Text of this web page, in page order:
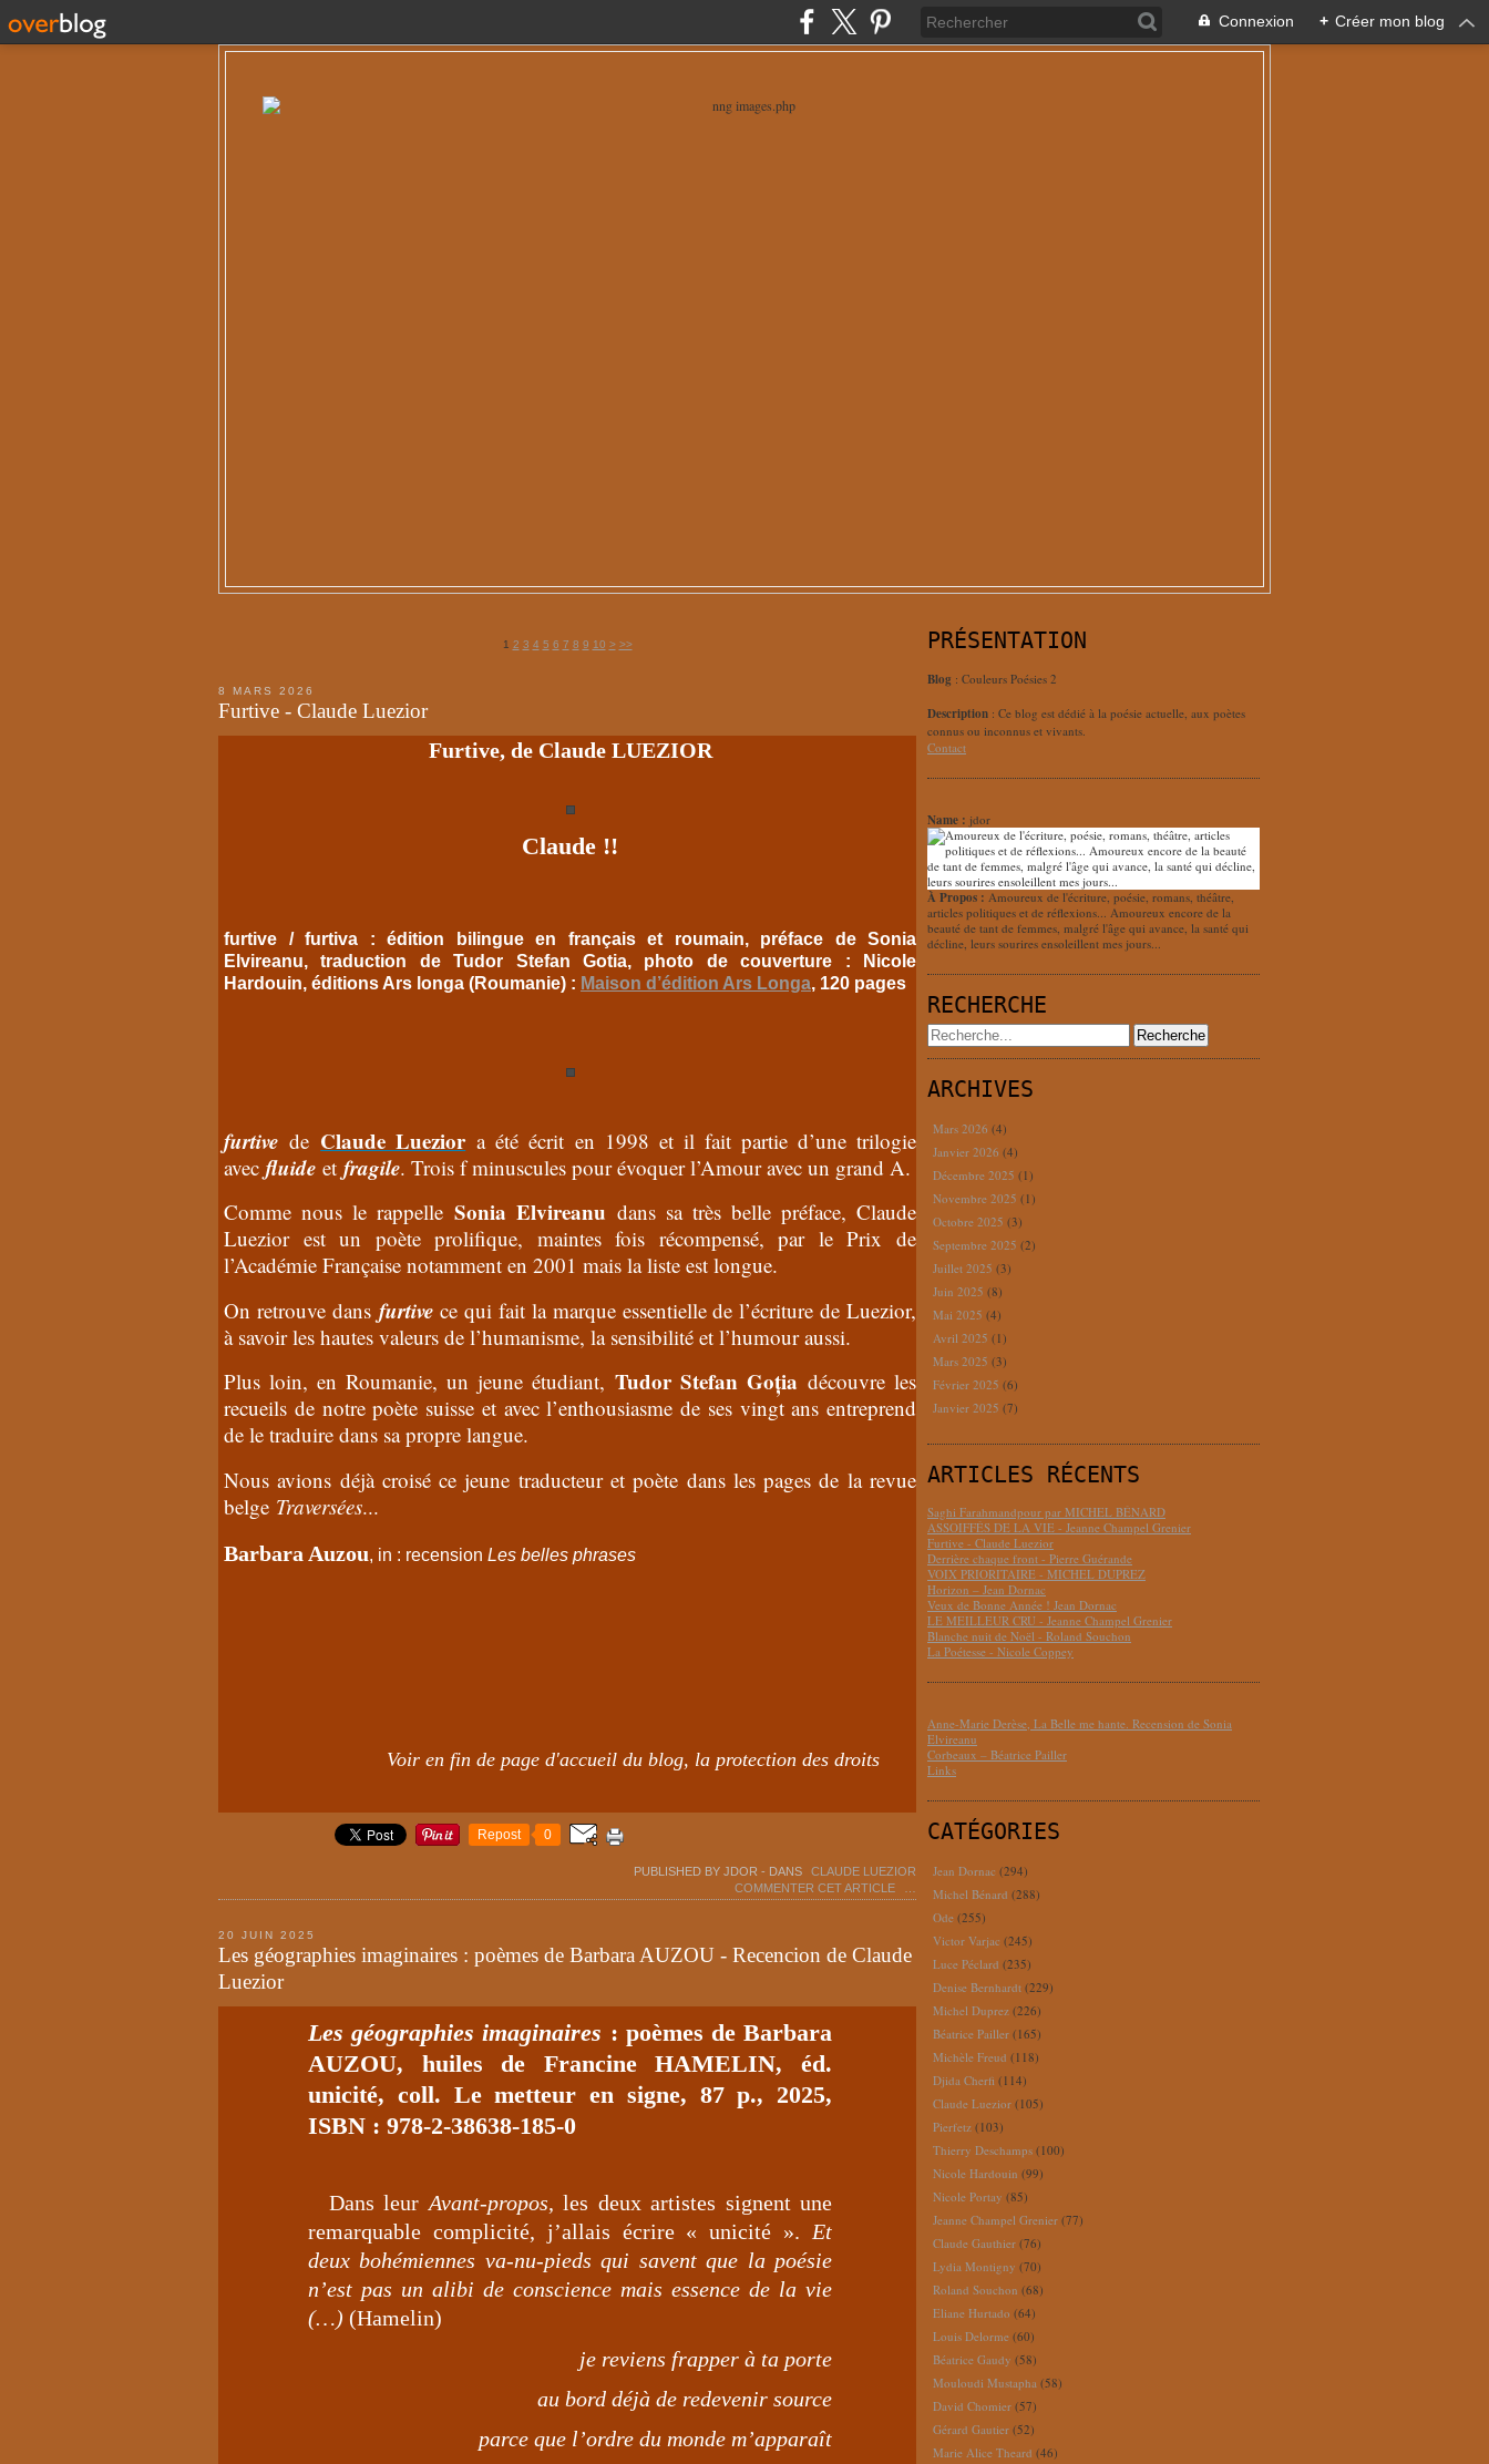
Connexion + Créer mon blog
1 2 3 4 5 6 7 8 9 10 > >>
8 MARS 2026
Furtive - Claude Luezior
Furtive, de Claude LUEZIOR
Claude !!
furtive / furtiva : édition bilingue en français et roumain, préface de Sonia
Elvireanu, traduction de Tudor Stefan Gotia, photo de couverture : Nicole
Hardouin, éditions Ars longa (Roumanie) : Maison d’édition Ars Longa, 120 pages
furtive de Claude Lueziora été écrit en 1998 et il fait partie d’une trilogie
avec fluide et fragile. Trois f minuscules pour évoquer l’Amour avec un grand A.
Comme nous le rappelle Sonia Elvireanu dans sa très belle préface, Claude
Luezior est un poète prolifique, maintes fois récompensé, par le Prix de
l’Académie Française notamment en 2001 mais la liste est longue.
On retrouve dans furtivece qui fait la marque essentielle de l’écriture de Luezior,
à savoir les hautes valeurs de l’humanisme, la sensibilité et l’humour aussi.
Plus loin, en Roumanie, un jeune étudiant, Tudor Stefan Goția découvre les
recueils de notre poète suisse et avec l’enthousiasme de ses vingt ans entreprend
de le traduire dans sa propre langue.
Nous avions déjà croisé ce jeune traducteur et poète dans les pages de la revue
belge Traversées...
Barbara Auzou, in : recension Les belles phrases
Voir en fin de page d'accueil du blog, la protection des droits
Repost 0
PUBLISHED BY JDOR - DANS
CLAUDE LUEZIOR
COMMENTER CET ARTICLE
20 JUIN 2025
Les géographies imaginaires : poèmes de Barbara AUZOU - Recencion de Claude
Luezior
Les géographies imaginaires : poèmes de Barbara
AUZOU, huiles de Francine HAMELIN, éd.
unicité, coll. Le metteur en signe, 87 p., 2025,
ISBN : 978-2-38638-185-0
Dans leur Avant-propos, les deux artistes signent une
remarquable complicité, j’allais écrire « unicité ». Et
deux bohémiennes va-nu-pieds qui savent que la poésie
n’est pas un alibi de conscience mais essence de la vie
(…) (Hamelin)
je reviens frapper à ta porte
au bord déjà de redevenir source
parce que l’ordre du monde m’apparaît
PRÉSENTATION
Blog : Couleurs Poésies 2
Description : Ce blog est dédié à la poésie actuelle, aux poètes
connus ou inconnus et vivants.
Contact
Name : jdor
À Propos : Amoureux de l'écriture, poésie, romans, théâtre,
articles politiques et de réflexions... Amoureux encore de la
beauté de tant de femmes, malgré l'âge qui avance, la santé qui
décline, leurs sourires ensoleillent mes jours...
RECHERCHE
ARCHIVES
Mars 2026 (4)
Janvier 2026 (4)
Décembre 2025 (1)
Novembre 2025 (1)
Octobre 2025 (3)
Septembre 2025 (2)
Juillet 2025 (3)
Juin 2025 (8)
Mai 2025 (4)
Avril 2025 (1)
Mars 2025 (3)
Février 2025 (6)
Janvier 2025 (7)
ARTICLES RÉCENTS
Saghi Farahmandpour par MICHEL BÉNARD
ASSOIFFÉS DE LA VIE - Jeanne Champel Grenier
Furtive - Claude Luezior
Derrière chaque front - Pierre Guérande
VOIX PRIORITAIRE - MICHEL DUPREZ
Horizon – Jean Dornac
Veux de Bonne Année ! Jean Dornac
LE MEILLEUR CRU - Jeanne Champel Grenier
Blanche nuit de Noël - Roland Souchon
La Poétesse - Nicole Coppey
Anne-Marie Derèse, La Belle me hante. Recension de Sonia
Elvireanu
Corbeaux – Béatrice Pailler
Links
CATÉGORIES
Jean Dornac (294)
Michel Bénard (288)
Ode (255)
Victor Varjac (245)
Luce Péclard (235)
Denise Bernhardt (229)
Michel Duprez (226)
Béatrice Pailler (165)
Michèle Freud (118)
Djida Cherfi (114)
Claude Luezior (105)
Pierfetz (103)
Thierry Deschamps (100)
Nicole Hardouin (99)
Nicole Portay (85)
Jeanne Champel Grenier (77)
Claude Gauthier (76)
Lydia Montigny (70)
Roland Souchon (68)
Eliane Hurtado (64)
Louis Delorme (60)
Béatrice Gaudy (58)
Mouloudi Mustapha (58)
David Chomier (57)
Gérard Gautier (52)
Marie Alice Theard (46)